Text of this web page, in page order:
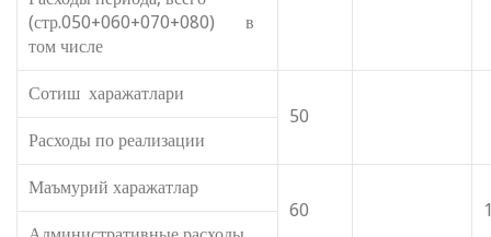
(стр.050+060+070+080) в
том числе
Сотиш харажатлари
50
Расходы по реализации
Маъмурий харажатлар
60